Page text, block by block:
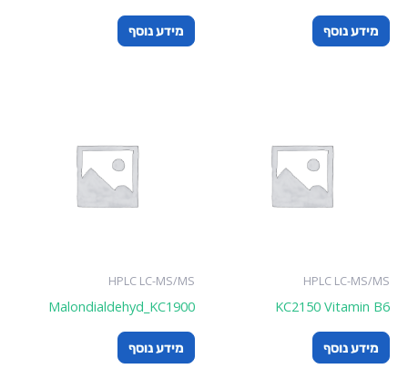
נוסף מידע נוסף
HPLC LC-MS/
KC2150 Vitamin
נוסף
HPLC LC-MS/MS
Malondialdehyd_KC1900
מידע נוסף